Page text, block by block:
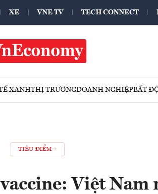
XE VNE TV TECH CONNECT
XANHTHỊ TRƯỜNGDOANH NGHIỆPBẤT
TIÊU ĐIỂM
Việt Nam